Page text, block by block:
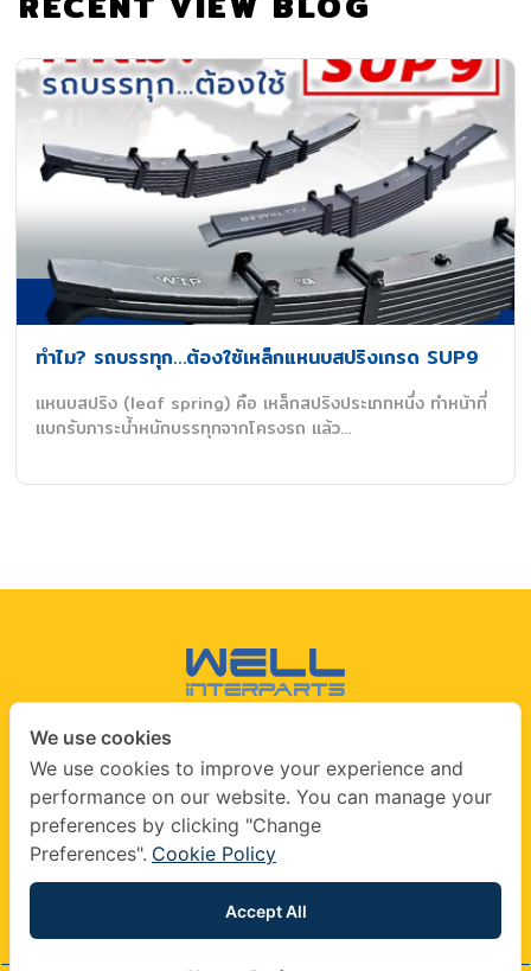
ทำไม? รถบรรทุก…ต้องใช้เหล็กแหนบสปริงเกรด SUP9
แหนบสปริง (leaf spring) คือ เหล็กสปริงประเภทหนึ่ง ทำหน้าที่
แบกรับภาระน้ำหนักบรรทุกจากโครงรถ แล้ว…
info@wellinterparts.com
+(66) 02360 8841|+(66) 02360 8841- 2
wellinterparts
wellinterparts
We use cookies
We use cookies to improve your experience and
performance on our website. You can manage your
preferences by clicking "Change
Preferences". Cookie Policy
Accept All